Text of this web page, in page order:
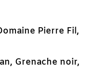
Pierre Fil,
Grenache noir,